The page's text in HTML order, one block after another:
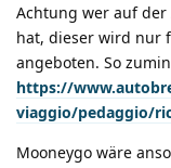
Achtung wer auf der
hat, dieser wird nur
angeboten. So
https://
viaggio/pedaggio/
Mooneygo wäre